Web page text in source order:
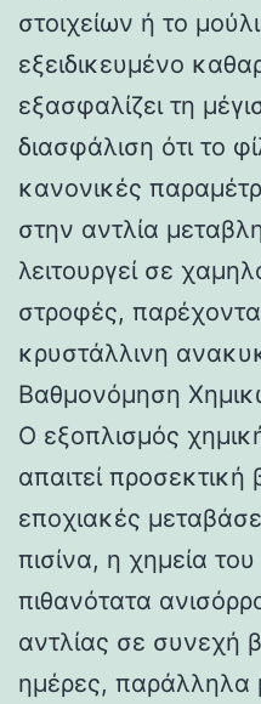
στοιχείων ή το
εξειδικευμένο
εξασφαλίζει τη
διασφάλιση ότι το
κανονικές
στην αντλία
λειτουργεί σε
στροφές,
κρυστάλλινη
Βαθμονόμηση
Ο εξοπλισμός
απαιτεί
εποχιακές
πισίνα, η χημεία
πιθανότατα
αντλίας σε συνεχή
ημέρες, παράλληλα